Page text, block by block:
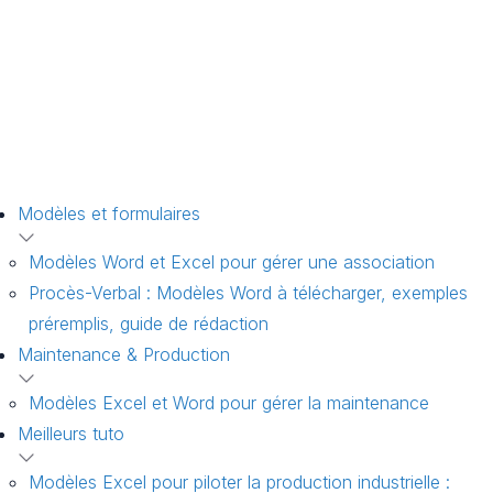
Modèles et formulaires
Modèles Word et Excel pour gérer une association
Procès-Verbal : Modèles Word à télécharger, exemples
préremplis, guide de rédaction
Maintenance & Production
Modèles Excel et Word pour gérer la maintenance
Meilleurs tuto
Modèles Excel pour piloter la production industrielle :